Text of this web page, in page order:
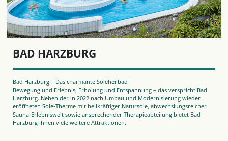
BAD HARZBURG
Bad Harzburg – Das charmante Soleheilbad
Bewegung und Erlebnis, Erholung und Entspannung – das verspricht Bad
Harzburg. Neben der in 2022 nach Umbau und Modernisierung wieder
eröffneten Sole-Therme mit heilkräftiger Natursole, abwechslungsreicher
Sauna-Erlebniswelt sowie ansprechender Therapieabteilung bietet Bad
Harzburg Ihnen viele weitere Attraktionen.